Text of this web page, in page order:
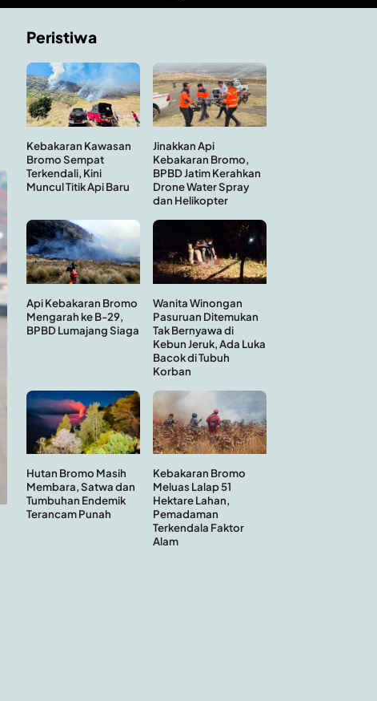
Peristiwa
Kebakaran Kawasan
Bromo Sempat
Terkendali, Kini
Muncul Titik Api Baru
Jinakkan Api
Kebakaran Bromo,
BPBD Jatim Kerahkan
Drone Water Spray
dan Helikopter
Api Kebakaran Bromo
Mengarah ke B-29,
BPBD Lumajang Siaga
Wanita Winongan
Pasuruan Ditemukan
Tak Bernyawa di
Kebun Jeruk, Ada Luka
Bacok di Tubuh
Korban
Hutan Bromo Masih
Membara, Satwa dan
Tumbuhan Endemik
Terancam Punah
Kebakaran Bromo
Meluas Lalap 51
Hektare Lahan,
Pemadaman
Terkendala Faktor
Alam